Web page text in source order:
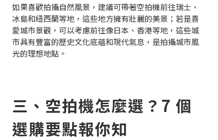
如果喜歡拍攝自然風景，建議可帶著空拍機前往瑞士、
冰島和紐西蘭等地，這些地方擁有壯麗的美景；若是喜
愛城市景觀，可以考慮前往像日本、香港等地，這些城
市具有豐富的歷史文化底蘊和現代氣息，是拍攝城市風
光的理想地點。
三、空拍機怎麼選？7 個
選購要點報你知